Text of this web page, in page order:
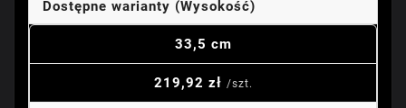
Dostępne warianty (Wysokość)
33,5 cm
219,92 zł /szt.